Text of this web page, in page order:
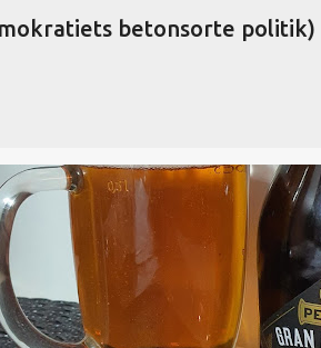
betonsorte politik)